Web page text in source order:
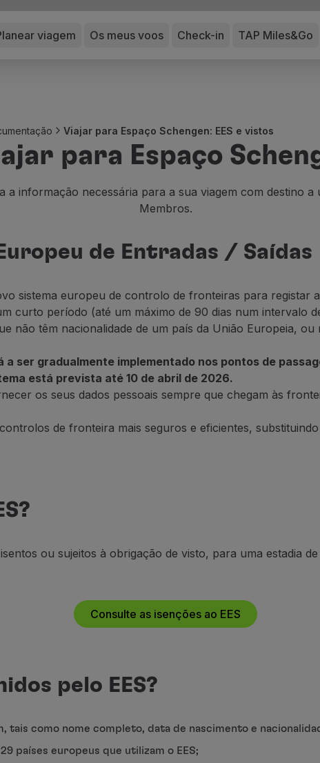
viagem Os meus voos Check-in TAP Miles&Go
Viajar para Espaço Schengen: EES e vistos
para Espaço
a informação necessária para a sua viagem com destino a
Membros.
de Entradas / Saídas
sistema europeu de controlo de fronteiras para registar
curto período (até um máximo de 90 dias num intervalo
não têm nacionalidade de um país da União Europeia,
a ser gradualmente implementado nos pontos de
está prevista até 10 de abril de 2026.
os seus dados pessoais sempre que chegam às
de fronteira mais seguros e eficientes,
ou sujeitos à obrigação de visto, para uma estadia
Consulte as isenções ao EES
pelo EES?
tais como nome completo, data de nascimento e
países europeus que utilizam o EES;